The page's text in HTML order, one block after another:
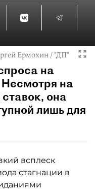
Ермохин / "ДП"
на
Несмотря на
она
лишь для
всплеск
стагнации в